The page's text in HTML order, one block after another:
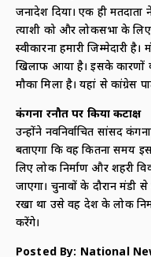
जनादेश दिया। एक ही
प्रत्याशी को और लोकसभा के
स्वीकारना हमारी जिम्मेदारी
खिलाफ आया है। इसके कारणों
मौका मिला है। यहां से कांग्रेस
कंगना रनौत पर किया कटाक्ष
उन्होंने नवनिर्वाचित सांसद
बताएगा कि वह कितना समय इस
लिए लोक निर्माण और शहरी
जाएगा। चुनावों के दौरान
रखा था उसे वह प्रदेश के लोक
करेंगे।
Posted By: National